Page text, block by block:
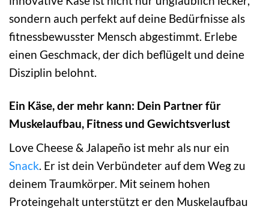
sondern auch perfekt auf deine Bedürfnisse als
fitnessbewusster Mensch abgestimmt. Erlebe
einen Geschmack, der dich beflügelt und deine
Disziplin belohnt.
Ein Käse, der mehr kann: Dein Partner für
Muskelaufbau, Fitness und Gewichtsverlust
Love Cheese & Jalapeño ist mehr als nur ein
Snack . Er ist dein Verbündeter auf dem Weg zu
deinem Traumkörper. Mit seinem hohen
Proteingehalt unterstützt er den Muskelaufbau